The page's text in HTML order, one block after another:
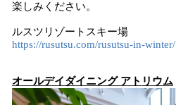
楽しみください。
ルスツリゾートスキー場
https://rusutsu.com/rusutsu-in-winter/
オールデイダイニング アトリウム